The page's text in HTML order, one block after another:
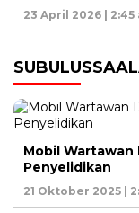
23 April 2026 | 2:45
Mobil Wartawan
Penyelidikan
21 Oktober 2025 |